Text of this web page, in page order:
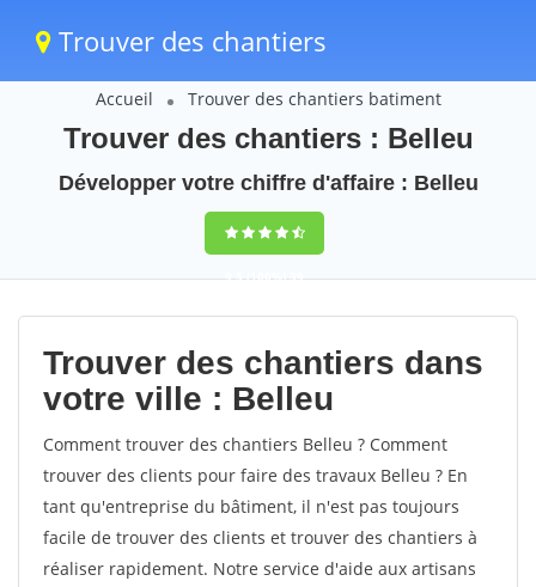
Trouver des chantiers
Accueil Trouver des chantiers batiment
Trouver des chantiers : Belleu
Développer votre chiffre d'affaire : Belleu
9,5(100%)39
votes
Trouver des chantiers dans
votre ville : Belleu
Comment trouver des chantiers Belleu ? Comment
trouver des clients pour faire des travaux Belleu ? En
tant qu'entreprise du bâtiment, il n'est pas toujours
facile de trouver des clients et trouver des chantiers à
réaliser rapidement. Notre service d'aide aux artisans